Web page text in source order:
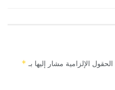
الحقول الإلزامية مشار إليها بـ *